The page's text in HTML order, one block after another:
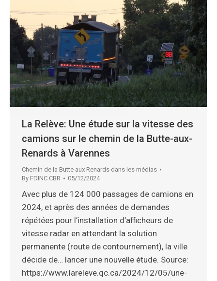
La Relève: Une étude sur la vitesse des
camions sur le chemin de la Butte-aux-
Renards à Varennes
Chemin de la Butte aux Renards dans les médias
By FDINC CBR 05/12/2024
Avec plus de 124 000 passages de camions en
2024, et après des années de demandes
répétées pour l’installation d’afficheurs de
vitesse radar en attendant la solution
permanente (route de contournement), la ville
décide de… lancer une nouvelle étude. Source:
https://www.lareleve.qc.ca/2024/12/05/une-